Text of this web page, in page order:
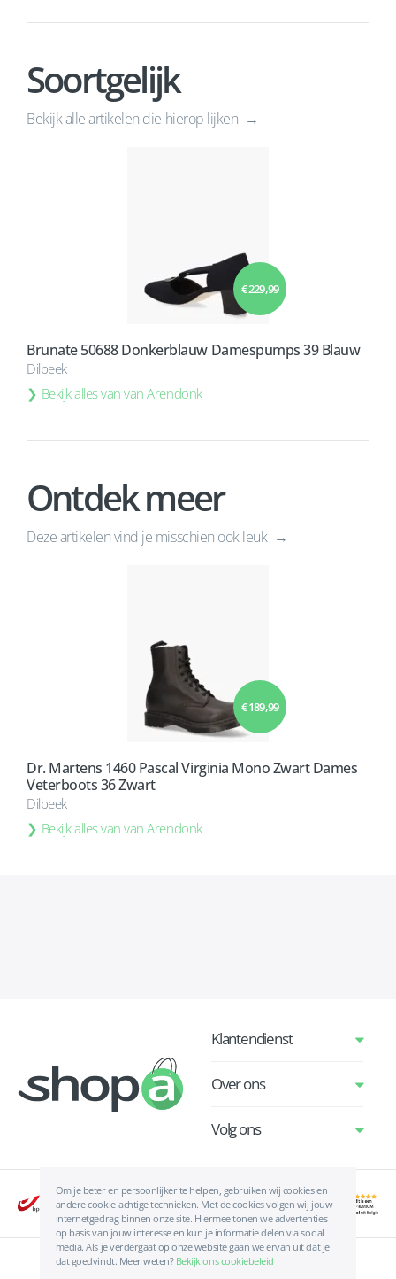
Soortgelijk
Bekijk alle artikelen die hierop lijken
€ 229,99
Brunate 50688 Donkerblauw Damespumps 39 Blauw
Dilbeek
Bekijk alles van van Arendonk
€ 189,99
Dr. Martens 1460 Pascal Virginia Mono Zwart Dames
Veterboots 36 Zwart
Dilbeek
Bekijk alles van van Arendonk
Ontdek meer
Deze artikelen vind je misschien ook leuk
Om je beter en persoonlijker te helpen, gebruiken wij cookies en
andere cookie-achtige technieken. Met de cookies volgen wij jouw
internetgedrag binnen onze site. Hiermee tonen we advertenties
op basis van jouw interesse en kun je informatie delen via social
media. Als je verdergaat op onze website gaan we ervan uit dat je
dat goedvindt. Meer weten? Bekijk ons cookiebeleid
Klantendienst
Over ons
Volg ons
Algemene voorwaarden | Privacyverklaring